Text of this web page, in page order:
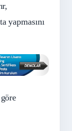
yapmasını